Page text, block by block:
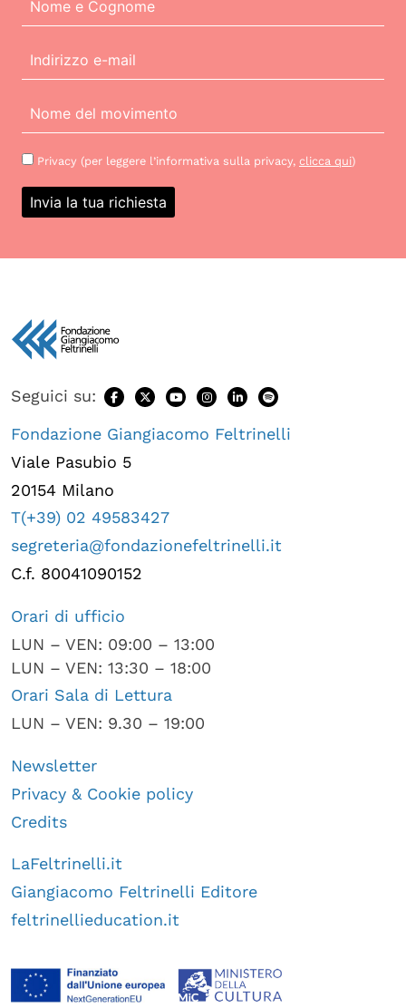
Privacy (per leggere l’informativa sulla privacy, clicca qui)
Seguici su:
Fondazione Giangiacomo Feltrinelli
Viale Pasubio 5
20154 Milano
T(+39) 02 49583427
segreteria@fondazionefeltrinelli.it
C.f. 80041090152
Orari di ufficio
LUN – VEN: 09:00 – 13:00
LUN – VEN: 13:30 – 18:00
Orari Sala di Lettura
LUN – VEN: 9.30 – 19:00
Newsletter
Privacy & Cookie policy
Credits
LaFeltrinelli.it
Giangiacomo Feltrinelli Editore
feltrinellieducation.it